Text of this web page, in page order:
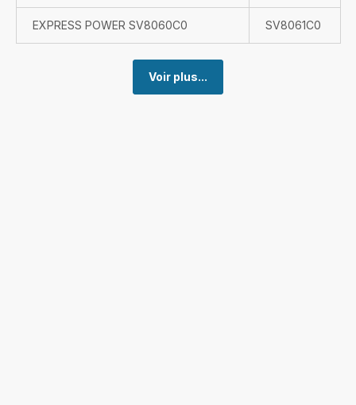
EXPRESS POWER SV8060C0 SV8061C0
Voir plus...